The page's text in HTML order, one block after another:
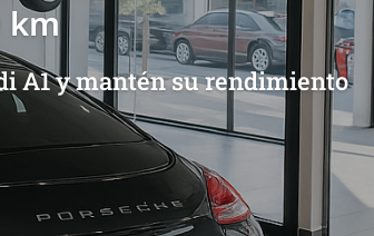
km
A1 y mantén su rendimiento